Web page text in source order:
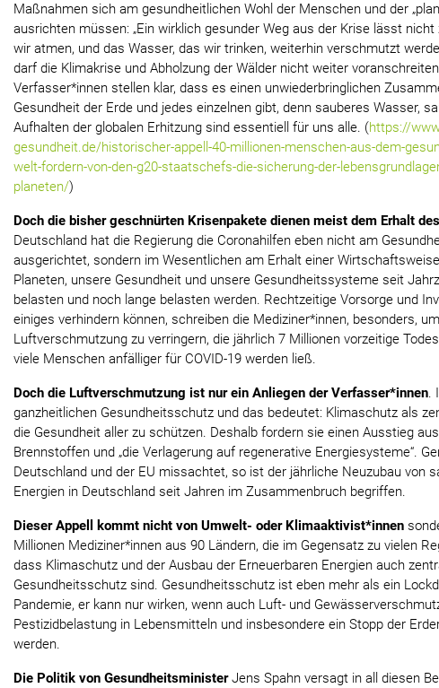
Maßnahmen sich am gesundheitlichen Wohl der Menschen und der
ausrichten müssen: „Ein wirklich gesunder Weg aus der Krise lässt
wir atmen, und das Wasser, das wir trinken, weiterhin verschmutzt
darf die Klimakrise und Abholzung der Wälder nicht weiter
Verfasser*innen stellen klar, dass es einen unwiederbringlichen
Gesundheit der Erde und jedes einzelnen gibt, denn sauberes Wasser,
Aufhalten der globalen Erhitzung sind essentiell für uns alle. (https://
gesundheit.de/historischer-appell-40-millionen-menschen-aus-dem-
welt-fordern-von-den-g20-staatschefs-die-sicherung-der-
planeten/)
Doch die bisher geschnürten Krisenpakete dienen meist dem Erhalt
Deutschland hat die Regierung die Coronahilfen eben nicht am
ausgerichtet, sondern im Wesentlichen am Erhalt einer
Planeten, unsere Gesundheit und unsere Gesundheitssysteme seit
belasten und noch lange belasten werden. Rechtzeitige Vorsorge und
einiges verhindern können, schreiben die Mediziner*innen, besonders,
Luftverschmutzung zu verringern, die jährlich 7 Millionen vorzeitige
viele Menschen anfälliger für COVID-19 werden ließ.
Doch die Luftverschmutzung ist nur ein Anliegen der Verfasser*innen.
ganzheitlichen Gesundheitsschutz und das bedeutet: Klimaschutz als
die Gesundheit aller zu schützen. Deshalb fordern sie einen Ausstieg
Brennstoffen und „die Verlagerung auf regenerative Energiesysteme“.
Deutschland und der EU missachtet, so ist der jährliche Neuzubau von
Energien in Deutschland seit Jahren im Zusammenbruch begriffen.
Dieser Appell kommt nicht von Umwelt- oder Klimaaktivist*innen
Millionen Mediziner*innen aus 90 Ländern, die im Gegensatz zu vielen
dass Klimaschutz und der Ausbau der Erneuerbaren Energien auch
Gesundheitsschutz sind. Gesundheitsschutz ist eben mehr als ein
Pandemie, er kann nur wirken, wenn auch Luft- und
Pestizidbelastung in Lebensmitteln und insbesondere ein Stopp der
werden.
Die Politik von GesundheitsministerJens Spahn versagt in all diesen